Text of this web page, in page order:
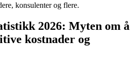
konsulenter og flere.
2026: Myten om å
kostnader og